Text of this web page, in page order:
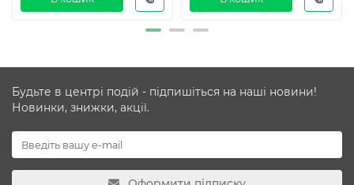
Будьте в центрі подій - підпишіться на наші новини!
Новинки, знижки, акції.